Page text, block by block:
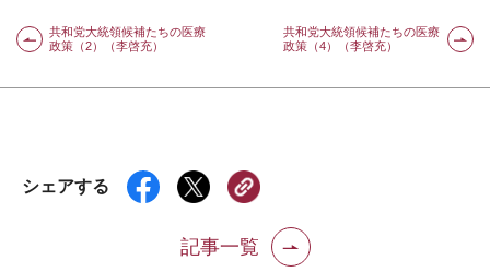
共和党大統領候補たちの医療
政策（2）（李啓充）
共和党大統領候補たちの医療
政策（4）（李啓充）
シェアする
記事一覧